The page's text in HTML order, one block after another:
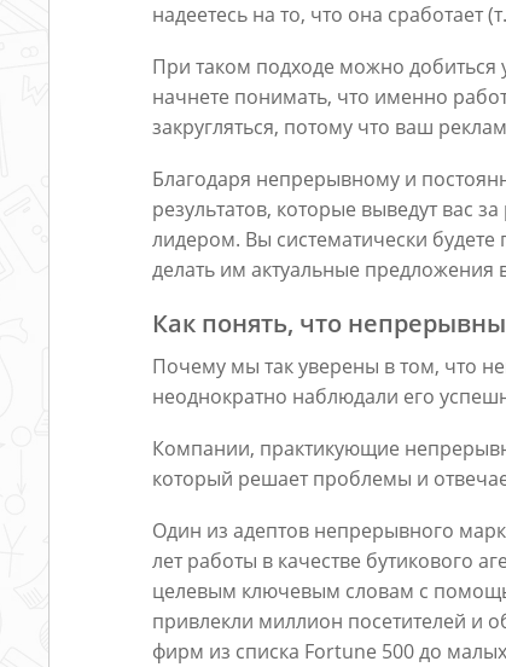
надеетесь на то, что она сработает
При таком подходе можно добиться
начнете понимать, что именно
закругляться, потому что ваш
Благодаря непрерывному и
результатов, которые выведут вас
лидером. Вы систематически
делать им актуальные предложения
Как понять, что
Почему мы так уверены в том, что
неоднократно наблюдали его
Компании, практикующие
который решает проблемы и
Один из адептов непрерывного
лет работы в качестве бутикового
целевым ключевым словам с
привлекли миллион посетителей и
фирм из списка Fortune 500 до